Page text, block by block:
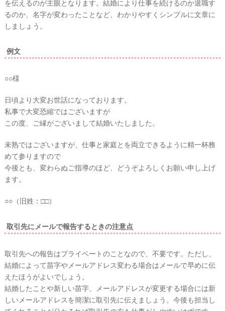
を伝えるのが主眼となります。結婚により仕事を続けるのか退職す
るのか、名字が変わったことなど、わかりやすくシンプルに文章に
しましょう。
例文
○○様
日頃より大変お世話になっております。
私事で大変恐縮ではございますが
この度、ご縁がございまして結婚いたしました。
未熟ではございますが、仕事と家庭とを両立できるように精一杯務
めて参りますので
今後とも、変わらぬご指導のほど、どうぞよろしくお願い申し上げ
ます。
○○（旧姓：□□）
取引先にメールで報告するときの注意点
取引先への報告はプライベートのことなので、不要です。ただし、
結婚によって苗字やメールアドレス変わる場合はメールで早めに伝
えたほうがよいでしょう。
結婚したことや新しい苗字、メールアドレスが変更する場合には新
しいメールアドレスを簡潔に取引先に伝えましょう。今後も担当し